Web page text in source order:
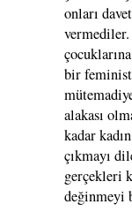
onları
bir feminist
alakası
kadar
çıkmayı
gerçekleri
değinmeyi